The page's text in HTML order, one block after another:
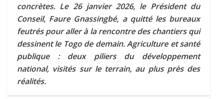
concrètes. Le 26 janvier 2026, le Président du
Conseil, Faure Gnassingbé, a quitté les bureaux
feutrés pour aller à la rencontre des chantiers qui
dessinent le Togo de demain. Agriculture et santé
publique : deux piliers du développement
national, visités sur le terrain, au plus près des
réalités.